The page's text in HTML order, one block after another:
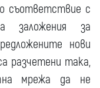
съответствие с
заложения за
нови
разчетени така,
мрежа да не